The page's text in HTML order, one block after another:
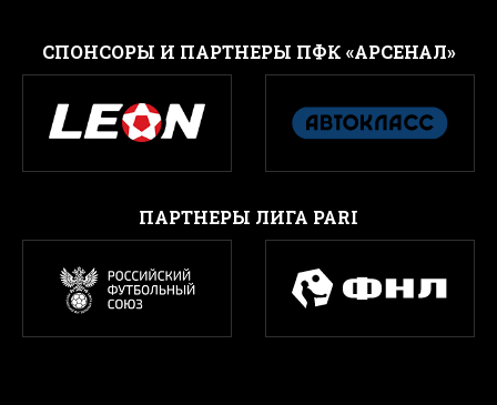
CПОНСОРЫ И ПАРТНЕРЫ ПФК «АРСЕНАЛ»
ПАРТНЕРЫ ЛИГА PARI